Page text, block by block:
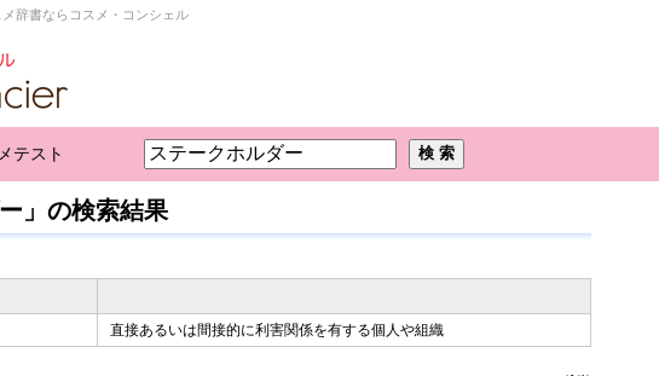
辞書ならコスメ・コンシェル
テスト
」の検索結果
直接あるいは間接的に利害関係を有する個人や組織